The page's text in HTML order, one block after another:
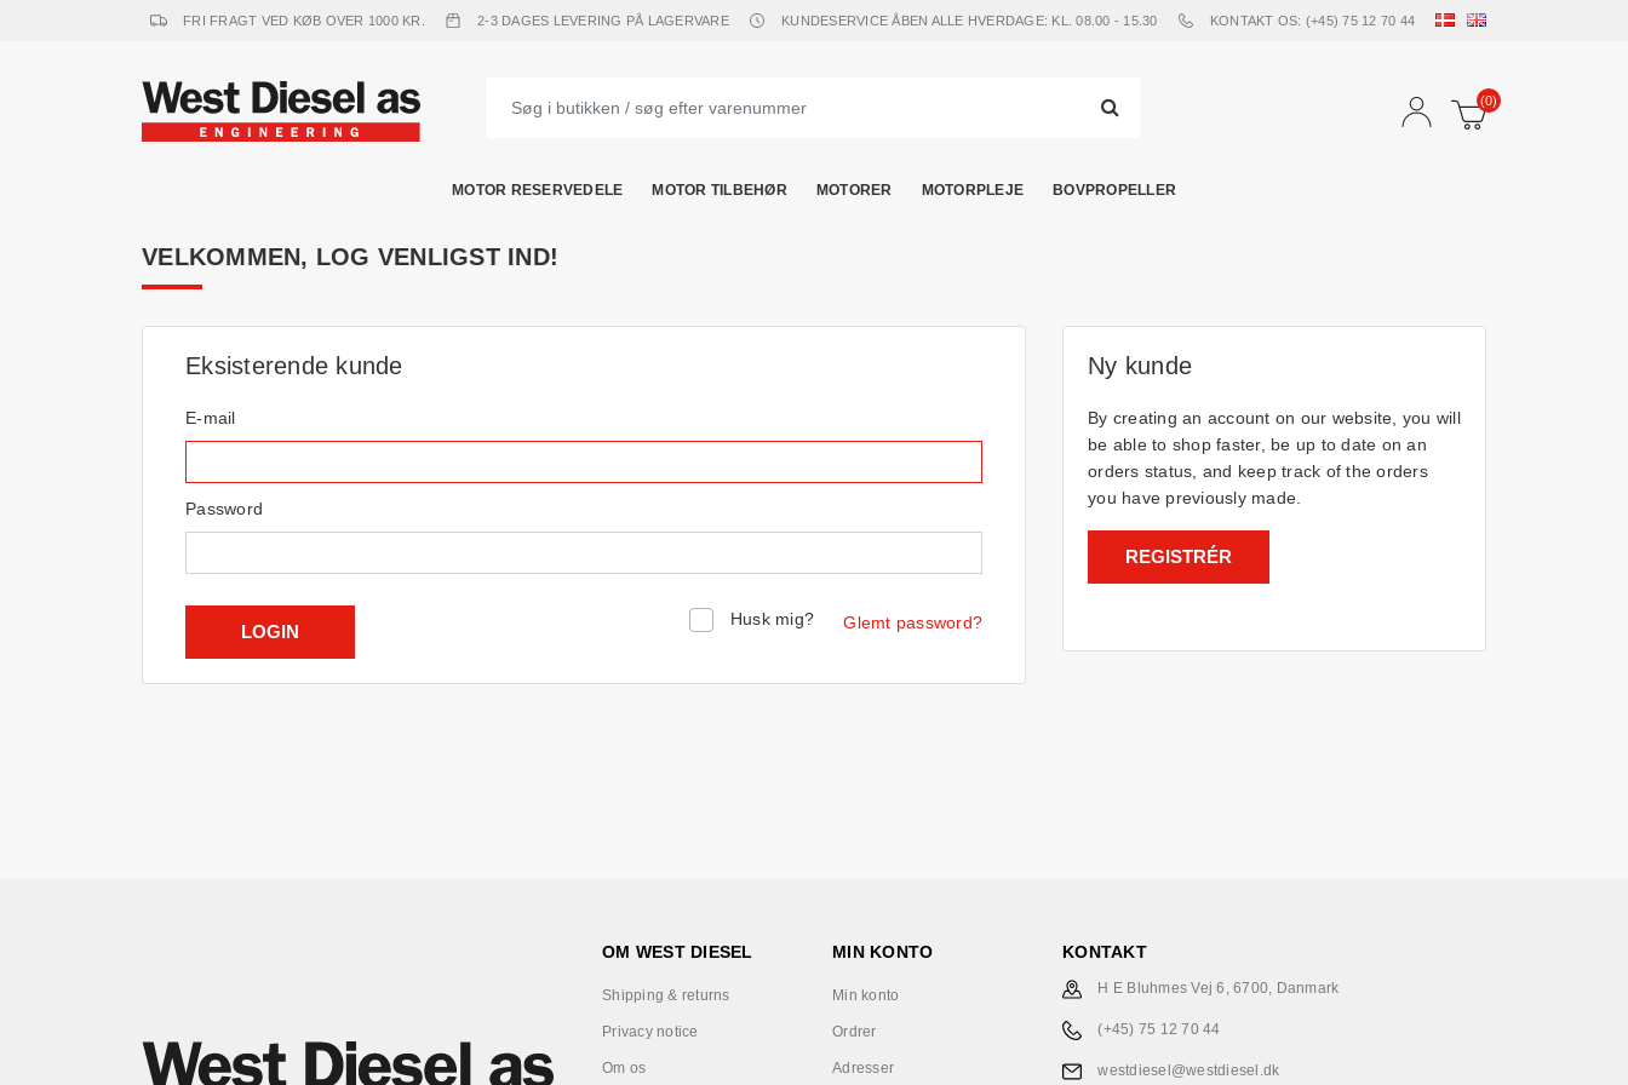
FRI FRAGT VED KØB OVER 1000 KR. 2-3 DAGES LEVERING PÅ LAGERVARE KUNDESERVICE ÅBEN ALLE HVERDAGE: KL. 08.00 - 15.30 KONTAKT OS: (+45) 75 12 70 44
(0)
MOTOR RESERVEDELE MOTOR TILBEHØR MOTORER MOTORPLEJE BOVPROPELLER
VELKOMMEN, LOG VENLIGST IND!
Eksisterende kunde
E-mail
Password
Husk mig? Glemt password?
Ny kunde
By creating an account on our website, you will
be able to shop faster, be up to date on an
orders status, and keep track of the orders
you have previously made.
REGISTRÉR
OM WEST DIESEL
Shipping & returns
Privacy notice
Om os
MIN KONTO
Min konto
Ordrer
Adresser
KONTAKT
H E Bluhmes Vej 6, 6700, Danmark
(+45) 75 12 70 44
westdiesel@westdiesel.dk